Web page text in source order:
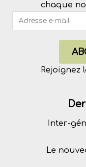
chaque
Rejoignez
Inter-
Le